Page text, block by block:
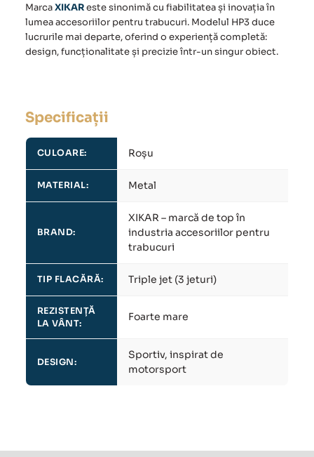
MarcaXIKAReste sinonimă cu fiabilitatea și inovația în
lumea accesoriilor pentru trabucuri. Modelul HP3 duce
lucrurile mai departe, oferind o experiență completă:
design, funcționalitate și precizie într-un singur obiect.
Specificații
CULOARE: Roșu
MATERIAL: Metal
BRAND:
XIKAR – marcă de top în
industria accesoriilor pentru
trabucuri
TIP FLACĂRĂ: Triple jet (3 jeturi)
REZISTENȚĂ
LA VÂNT:
Foarte mare
DESIGN:
Sportiv, inspirat de
motorsport